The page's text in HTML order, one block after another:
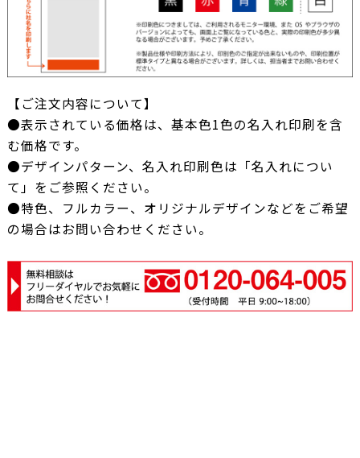
【ご注文内容について】
●表示されている価格は、基本色1色の名入れ印刷を含
む価格です。
●デザインパターン、名入れ印刷色は「名入れについ
て」をご参照ください。
●特色、フルカラー、オリジナルデザインなどをご希望
の場合はお問い合わせください。